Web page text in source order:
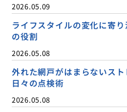
2026.05.09
ライフスタイルの変化に寄
の役割
2026.05.08
外れた網戸がはまらないス
日々の点検術
2026.05.08